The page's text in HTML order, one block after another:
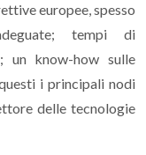
europee, spesso
tempi di
un know-how sulle
i principali nodi
delle tecnologie